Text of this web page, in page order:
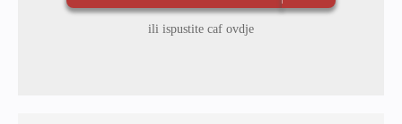
ili ispustite caf ovdje